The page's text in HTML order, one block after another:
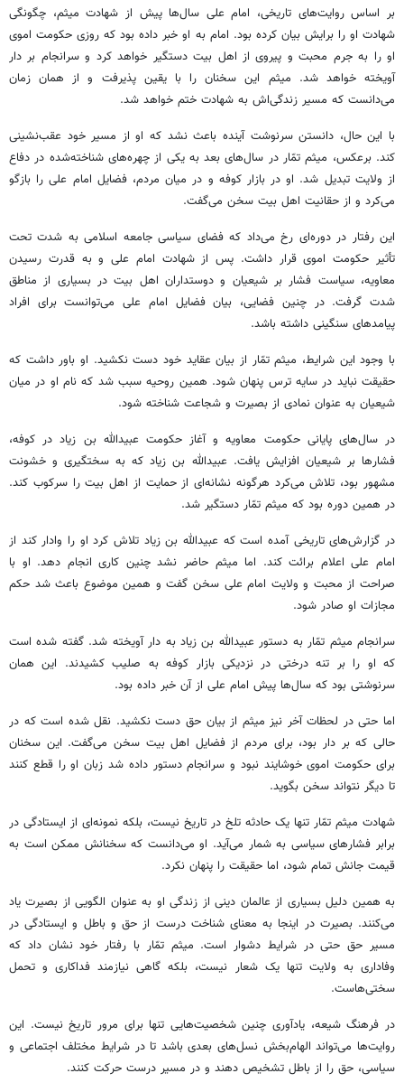
بر اساس روایت‌های تاریخی، امام علی سال‌ها پیش از شهادت میثم، چگونگی
شهادت او را برایش بیان کرده بود. امام به او خبر داده بود که روزی حکومت اموی
او را به جرم محبت و پیروی از اهل بیت دستگیر خواهد کرد و سرانجام بر دار
آویخته خواهد شد. میثم این سخنان را با یقین پذیرفت و از همان زمان
می‌دانست که مسیر زندگی‌اش به شهادت ختم خواهد شد.
با این حال، دانستن سرنوشت آینده باعث نشد که او از مسیر خود عقب‌نشینی
کند. برعکس، میثم تمّار در سال‌های بعد به یکی از چهره‌های شناخته‌شده در دفاع
از ولایت تبدیل شد. او در بازار کوفه و در میان مردم، فضایل امام علی را بازگو
می‌کرد و از حقانیت اهل بیت سخن می‌گفت.
این رفتار در دوره‌ای رخ می‌داد که فضای سیاسی جامعه اسلامی به شدت تحت
تأثیر حکومت اموی قرار داشت. پس از شهادت امام علی و به قدرت رسیدن
معاویه، سیاست فشار بر شیعیان و دوستداران اهل بیت در بسیاری از مناطق
شدت گرفت. در چنین فضایی، بیان فضایل امام علی می‌توانست برای افراد
پیامدهای سنگینی داشته باشد.
با وجود این شرایط، میثم تمّار از بیان عقاید خود دست نکشید. او باور داشت که
حقیقت نباید در سایه ترس پنهان شود. همین روحیه سبب شد که نام او در میان
شیعیان به عنوان نمادی از بصیرت و شجاعت شناخته شود.
در سال‌های پایانی حکومت معاویه و آغاز حکومت عبیدالله بن زیاد در کوفه،
فشارها بر شیعیان افزایش یافت. عبیدالله بن زیاد که به سختگیری و خشونت
مشهور بود، تلاش می‌کرد هرگونه نشانه‌ای از حمایت از اهل بیت را سرکوب کند.
در همین دوره بود که میثم تمّار دستگیر شد.
در گزارش‌های تاریخی آمده است که عبیدالله بن زیاد تلاش کرد او را وادار کند از
امام علی اعلام برائت کند. اما میثم حاضر نشد چنین کاری انجام دهد. او با
صراحت از محبت و ولایت امام علی سخن گفت و همین موضوع باعث شد حکم
مجازات او صادر شود.
سرانجام میثم تمّار به دستور عبیدالله بن زیاد به دار آویخته شد. گفته شده است
که او را بر تنه درختی در نزدیکی بازار کوفه به صلیب کشیدند. این همان
سرنوشتی بود که سال‌ها پیش امام علی از آن خبر داده بود.
اما حتی در لحظات آخر نیز میثم از بیان حق دست نکشید. نقل شده است که در
حالی که بر دار بود، برای مردم از فضایل اهل بیت سخن می‌گفت. این سخنان
برای حکومت اموی خوشایند نبود و سرانجام دستور داده شد زبان او را قطع کنند
تا دیگر نتواند سخن بگوید.
شهادت میثم تمّار تنها یک حادثه تلخ در تاریخ نیست، بلکه نمونه‌ای از ایستادگی در
برابر فشارهای سیاسی به شمار می‌آید. او می‌دانست که سخنانش ممکن است به
قیمت جانش تمام شود، اما حقیقت را پنهان نکرد.
به همین دلیل بسیاری از عالمان دینی از زندگی او به عنوان الگویی از بصیرت یاد
می‌کنند. بصیرت در اینجا به معنای شناخت درست از حق و باطل و ایستادگی در
مسیر حق حتی در شرایط دشوار است. میثم تمّار با رفتار خود نشان داد که
وفاداری به ولایت تنها یک شعار نیست، بلکه گاهی نیازمند فداکاری و تحمل
سختی‌هاست.
در فرهنگ شیعه، یادآوری چنین شخصیت‌هایی تنها برای مرور تاریخ نیست. این
روایت‌ها می‌تواند الهام‌بخش نسل‌های بعدی باشد تا در شرایط مختلف اجتماعی و
سیاسی، حق را از باطل تشخیص دهند و در مسیر درست حرکت کنند.